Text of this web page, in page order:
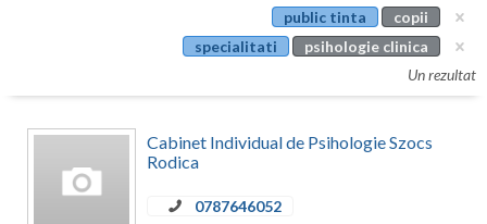
Caras-Severin
public tinta
copii
specialitati
psihologie clinica
Un rezultat
Cabinet Individual de Psihologie Szocs
Rodica
0787646052